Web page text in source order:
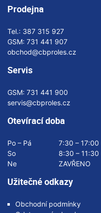
Prodejna
Tel.: 387 315 927
GSM: 731 441 907
obchod@cbproles.cz
Servis
GSM: 731 441 900
servis@cbproles.cz
Otevírací doba
Po – Pá
7:30 – 17:00
So
8:30 – 11:30
Ne
ZAVŘENO
Užitečné odkazy
Obchodní podmínky